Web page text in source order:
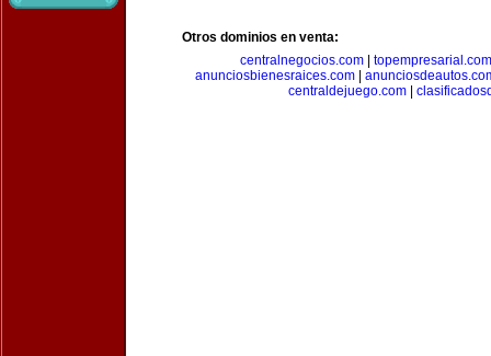
Otros dominios en venta:
centralnegocios.com| topempresarial.com
anunciosbienesraices.com|
centraldejuego.com|